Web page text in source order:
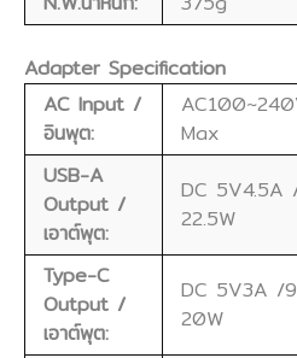
Adapter Specification
AC Input /
อินพุต:
Max
USB-A
Output /
เอาต์พุต:
DC 5V4.5A
22.5W
Type-C
Output /
เอาต์พุต:
DC 5V3A /
20W